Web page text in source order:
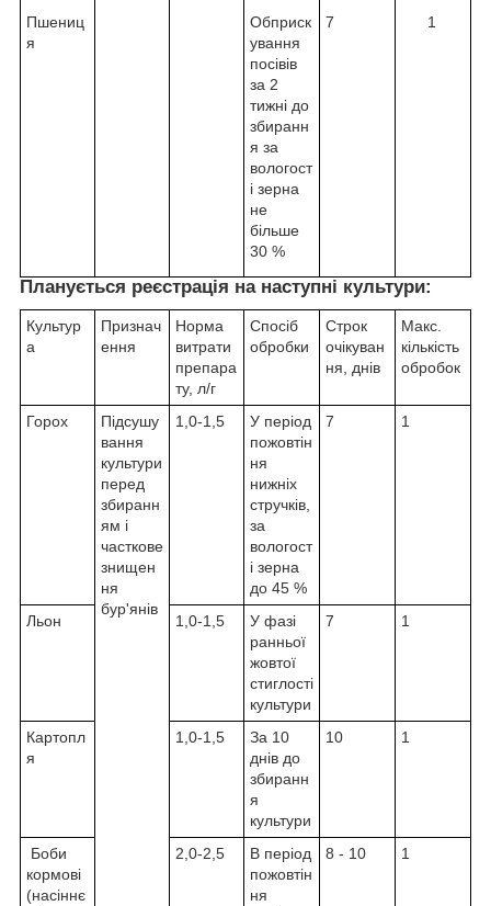
Пшениц
я
Обприск
ування
посівів
за 2
тижні до
збиранн
я за
вологост
і зерна
не
більше
30 %
7 1
Планується реєстрація на наступні культури:
Культур
а
Признач
ення
Норма
витрати
препара
ту, л/г
Спосіб
обробки
Строк
очікуван
ня, днів
Макс.
кількість
обробок
Горох
Підсушу
вання
культури
перед
збиранн
ям і
часткове
знищен
ня
бур'янів
1,0-1,5
У період
пожовтін
ня
нижніх
стручків,
за
вологост
і зерна
до 45 %
7 1
Льон 1,0-1,5
У фазі
ранньої
жовтої
стиглості
культури
7 1
Картопл
я
1,0-1,5
За 10
днів до
збиранн
я
культури
10 1
Боби
кормові
(насіннє
2,0-2,5
В період
пожовтін
ня
8 - 10 1